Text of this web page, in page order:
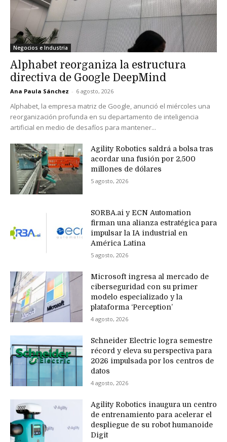
Negocios e Industria
Alphabet reorganiza la estructura
directiva de Google DeepMind
Ana Paula Sánchez - 6 agosto, 2026
Alphabet, la empresa matriz de Google, anunció el miércoles una
reorganización profunda en su departamento de inteligencia
artificial en medio de desafíos para mantener...
Agility Robotics saldrá a bolsa tras
acordar una fusión por 2,500
millones de dólares
5 agosto, 2026
SORBA.ai y ECN Automation
firman una alianza estratégica para
impulsar la IA industrial en
América Latina
5 agosto, 2026
Microsoft ingresa al mercado de
ciberseguridad con su primer
modelo especializado y la
plataforma ‘Perception’
4 agosto, 2026
Schneider Electric logra semestre
récord y eleva su perspectiva para
2026 impulsada por los centros de
datos
4 agosto, 2026
Agility Robotics inaugura un centro
de entrenamiento para acelerar el
despliegue de su robot humanoide
Digit